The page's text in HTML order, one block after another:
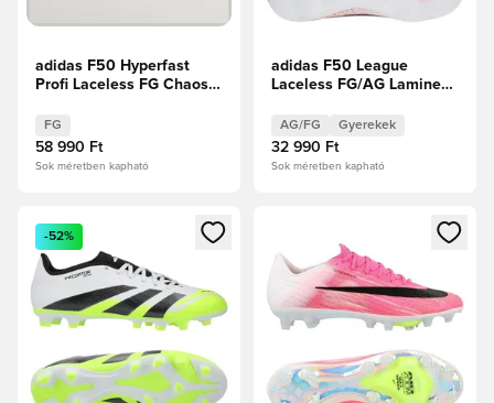
adidas F50 Hyperfast
Profi Laceless FG Chaos
FG
58 990 Ft
Sok méretben kapható
adidas F50 League
Laceless FG/AG Lamine
Black/Élénkpiros Gyerek
AG/FG Gyerekek
32 990 Ft
Sok méretben kapható
Megnyit egy modált a bejelentkezéshez vagy a tagként
-52%
Megnyit egy modált a